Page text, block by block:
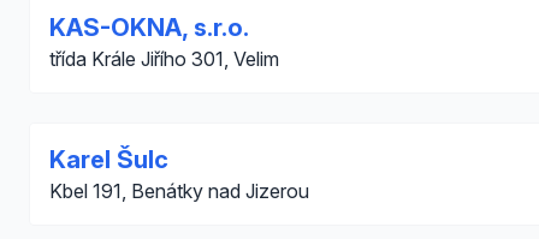
KAS-OKNA, s.r.o.
třída Krále Jiřího 301, Velim
Karel Šulc
Kbel 191, Benátky nad Jizerou